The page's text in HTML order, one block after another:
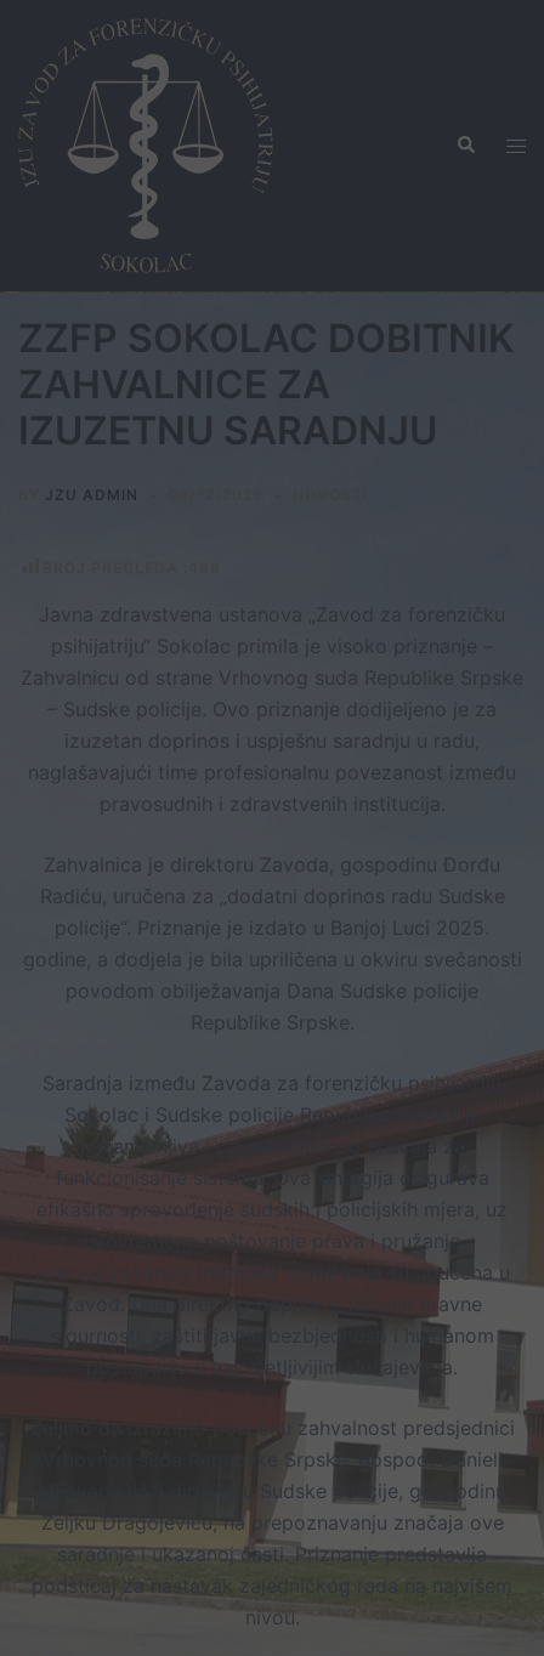
content
Search
ZZFP SOKOLAC DOBITNIK
ZAHVALNICE ZA
IZUZETNU SARADNJU
JZU ADMIN
​Javna zdravstvena ustanova „Zavod za forenzičku
psihijatriju“ Sokolac primila je visoko priznanje –
Zahvalnicu od strane Vrhovnog suda Republike Srpske
– Sudske policije. Ovo priznanje dodijeljeno je za
izuzetan doprinos i uspješnu saradnju u radu,
naglašavajući time profesionalnu povezanost između
pravosudnih i zdravstvenih institucija.
Zahvalnica je direktoru Zavoda, gospodinu Đorđu
Radiću, uručena za „dodatni doprinos radu Sudske
policije“. Priznanje je izdato u Banjoj Luci 2025.
godine, a dodjela je bila upriličena u okviru svečanosti
povodom obilježavanja Dana Sudske policije
Republike Srpske.
Saradnja između Zavoda za forenzičku psihijatriju
Sokolac i Sudske policije Republike Srpske je
nezamjenjiva i od esencijalnog značaja za
funkcionisanje sistema. Ova sinergija osigurava
efikasno sprovođenje sudskih i policijskih mjera, uz
istovremeno poštovanje prava i pružanje
specijalizovanog tretmana licima koja su upućena u
Zavod. Ona direktno doprinosi jačanju pravne
sigurnosti, zaštiti javne bezbjednosti i humanom
postupanju u najosjetljivijim slučajevima.
Želimo da izrazimo posebnu zahvalnost predsjednici
Vrhovnog suda Republike Srpske, gospođi Danieli
Milovanović, i direktoru Sudske policije, gospodinu
Željku Dragojeviću, na prepoznavanju značaja ove
saradnje i ukazanoj časti. Priznanje predstavlja
podsticaj za nastavak zajedničkog rada na najvišem
nivou.